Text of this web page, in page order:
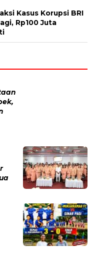
Kasus Korupsi BRI
Rp100 Juta